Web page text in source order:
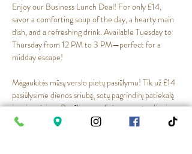
Enjoy our Business Lunch Deal! For only £14,
savor a comforting soup of the day, a hearty main
dish, and a refreshing drink. Available Tuesday to
Thursday from 12 PM to 3 PM—perfect for a
midday escape!
Mėgaukitės mūsų verslo pietų pasiūlymu! Tik už £14
pasiūlysime dienos sriubą, sotų pagrindinį patiekalą
ir gaivų gėrimą. Pasiūlymas galioja nuo antradienio
iki ketvirtadienio, 12–15 val. — puikus pasirinkimas